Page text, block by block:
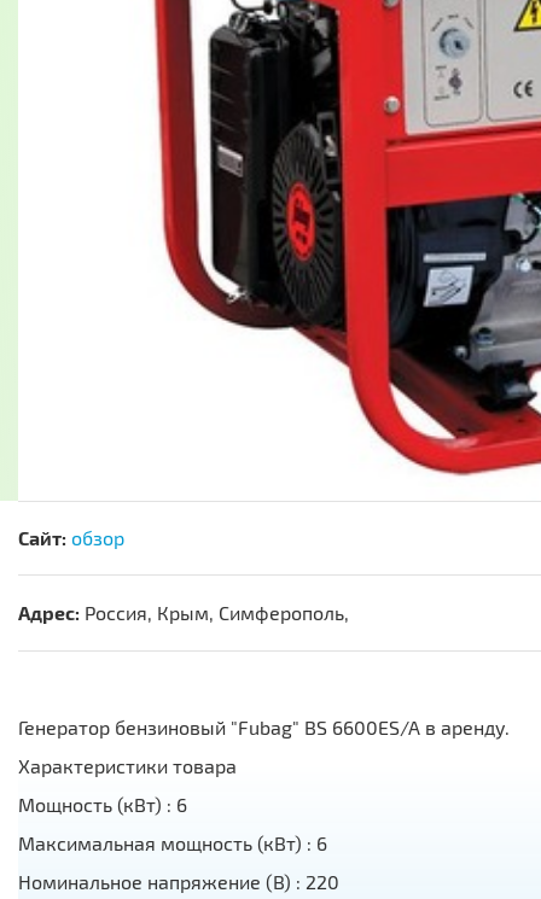
Сайт: обзор
Адрес: Россия, Крым, Симферополь,
Генератор бензиновый "Fubag" BS 6600ES/A в аренду.
Характеристики товара
Мощность (кВт) : 6
Максимальная мощность (кВт) : 6
Номинальное напряжение (В) : 220